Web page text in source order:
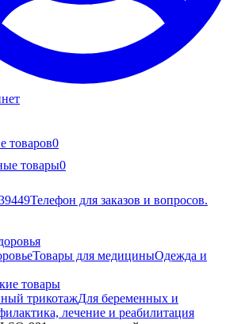
товаров0
товары0
Телефон для заказов и вопросов.
Товары для медициныОдежда и
товары
трикотажДля беременных и
лечение и реабилитация